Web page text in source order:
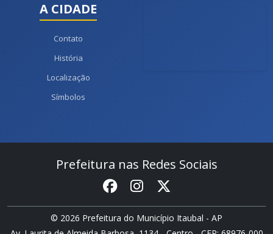
A CIDADE
Contato
História
Localização
Símbolos
Prefeitura nas Redes Sociais
© 2026 Prefeitura do Município Itaubal - AP